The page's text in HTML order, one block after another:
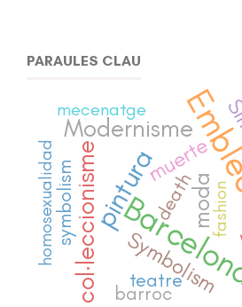
PARAULES CLAU
pintura
col·leccionisme
Modernisme
moda
muerte
Symbolism
symbolism death
teatre
barroc
fashion
homosexualidad
mecenatge